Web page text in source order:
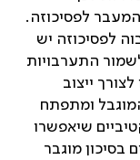
לפסיכוזה.
לפסיכוזה יש
התערבויות
ייצוב
ומתפתח
שיאפשרו
בסיכון מוגבר